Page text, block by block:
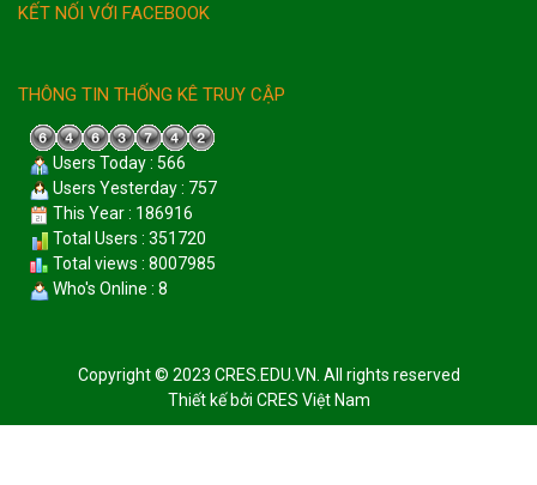
KẾT NỐI VỚI FACEBOOK
THÔNG TIN THỐNG KÊ TRUY CẬP
Users Today : 566
Users Yesterday : 757
This Year : 186916
Total Users : 351720
Total views : 8007985
Who's Online : 8
Copyright © 2023 CRES.EDU.VN. All rights reserved
Thiết kế bởi CRES Việt Nam